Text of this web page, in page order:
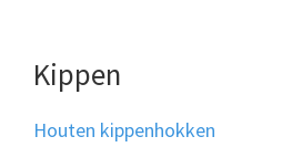
Kippen
Houten kippenhokken